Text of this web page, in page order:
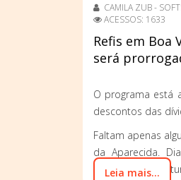
CAMILA ZUB -
ACESSOS: 1633
Refis em Boa
será
O programa está
descontos das
Faltam apenas
da Aparecida.
procurar a
Leia mais...